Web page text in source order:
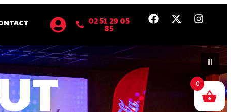
02 51 29 05
85
0